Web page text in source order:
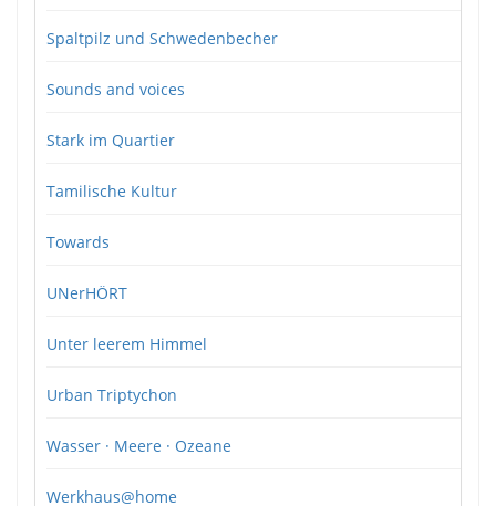
Spaltpilz und Schwedenbecher
Sounds and voices
Stark im Quartier
Tamilische Kultur
Towards
UNerHÖRT
Unter leerem Himmel
Urban Triptychon
Wasser · Meere · Ozeane
Werkhaus@home